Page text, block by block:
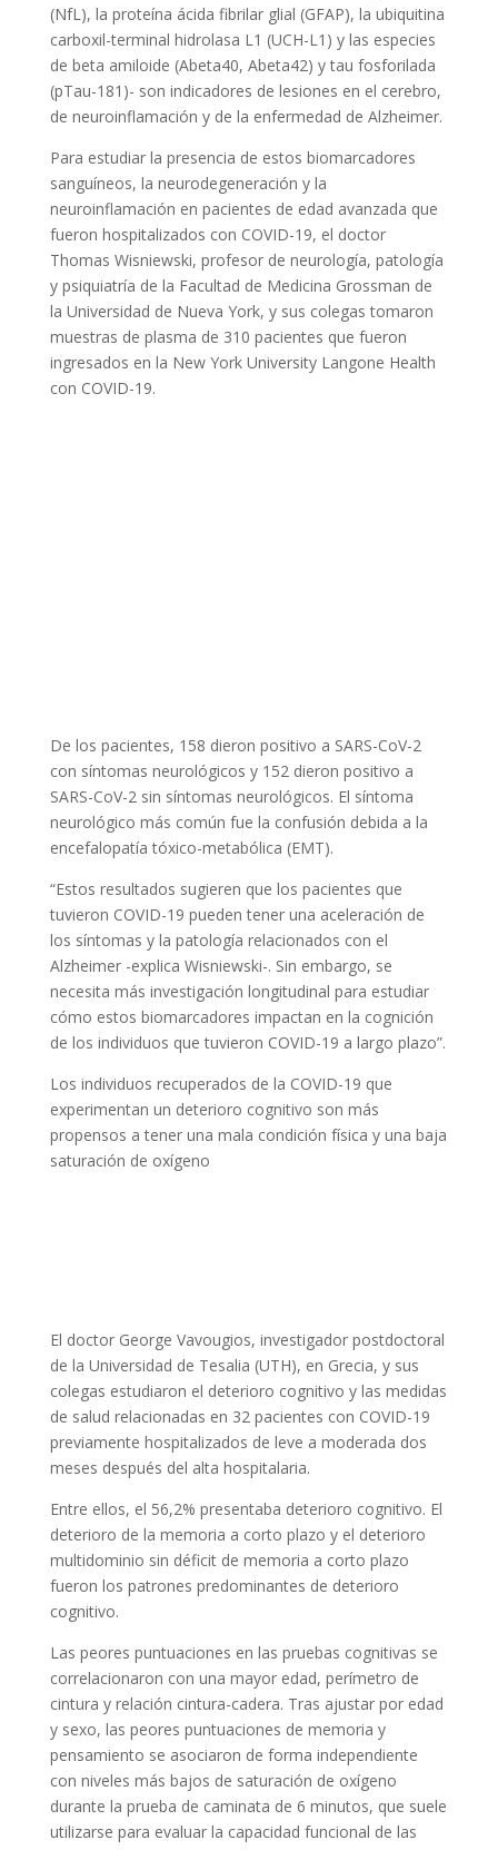
(NfL), la proteína ácida fibrilar glial (GFAP), la ubiquitina
carboxil-terminal hidrolasa L1 (UCH-L1) y las especies
de beta amiloide (Abeta40, Abeta42) y tau fosforilada
(pTau-181)- son indicadores de lesiones en el cerebro,
de neuroinflamación y de la enfermedad de Alzheimer.
Para estudiar la presencia de estos biomarcadores
sanguíneos, la neurodegeneración y la
neuroinflamación en pacientes de edad avanzada que
fueron hospitalizados con COVID-19, el doctor
Thomas Wisniewski, profesor de neurología, patología
y psiquiatría de la Facultad de Medicina Grossman de
la Universidad de Nueva York, y sus colegas tomaron
muestras de plasma de 310 pacientes que fueron
ingresados en la New York University Langone Health
con COVID-19.
De los pacientes, 158 dieron positivo a SARS-CoV-2
con síntomas neurológicos y 152 dieron positivo a
SARS-CoV-2 sin síntomas neurológicos. El síntoma
neurológico más común fue la confusión debida a la
encefalopatía tóxico-metabólica (EMT).
“Estos resultados sugieren que los pacientes que
tuvieron COVID-19 pueden tener una aceleración de
los síntomas y la patología relacionados con el
Alzheimer -explica Wisniewski-. Sin embargo, se
necesita más investigación longitudinal para estudiar
cómo estos biomarcadores impactan en la cognición
de los individuos que tuvieron COVID-19 a largo plazo”.
Los individuos recuperados de la COVID-19 que
experimentan un deterioro cognitivo son más
propensos a tener una mala condición física y una baja
saturación de oxígeno
El doctor George Vavougios, investigador postdoctoral
de la Universidad de Tesalia (UTH), en Grecia, y sus
colegas estudiaron el deterioro cognitivo y las medidas
de salud relacionadas en 32 pacientes con COVID-19
previamente hospitalizados de leve a moderada dos
meses después del alta hospitalaria.
Entre ellos, el 56,2% presentaba deterioro cognitivo. El
deterioro de la memoria a corto plazo y el deterioro
multidominio sin déficit de memoria a corto plazo
fueron los patrones predominantes de deterioro
cognitivo.
Las peores puntuaciones en las pruebas cognitivas se
correlacionaron con una mayor edad, perímetro de
cintura y relación cintura-cadera. Tras ajustar por edad
y sexo, las peores puntuaciones de memoria y
pensamiento se asociaron de forma independiente
con niveles más bajos de saturación de oxígeno
durante la prueba de caminata de 6 minutos, que suele
utilizarse para evaluar la capacidad funcional de las